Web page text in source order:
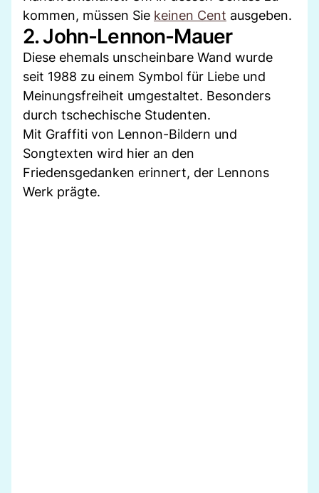
kommen, müssen Sie keinen Cent ausgeben.
2. John-Lennon-Mauer
Diese ehemals unscheinbare Wand wurde
seit 1988 zu einem Symbol für Liebe und
Meinungsfreiheit umgestaltet. Besonders
durch tschechische Studenten.
Mit Graffiti von Lennon-Bildern und
Songtexten wird hier an den
Friedensgedanken erinnert, der Lennons
Werk prägte.